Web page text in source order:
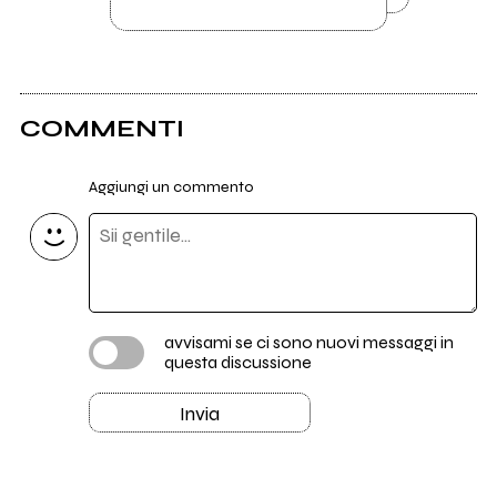
COMMENTI
Aggiungi un commento
avvisami se ci sono nuovi messaggi in
questa discussione
Invia